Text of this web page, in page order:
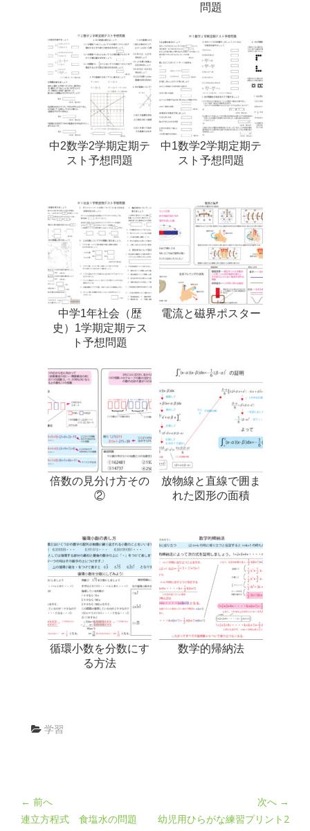
問題
中2数学2学期定期テ
スト予想問題
中1数学2学期定期テ
スト予想問題
中学1年社会（歴
史）1学期定期テス
ト予想問題
電流と磁界ポスター
倍数の見分け方その
②
放物線と直線で囲ま
れた図形の面積
循環小数を分数にす
る方法
数学的帰納法
学習
← 前へ
連立方程式 食塩水の問題
次へ →
幼児用ひらがな練習プリント2